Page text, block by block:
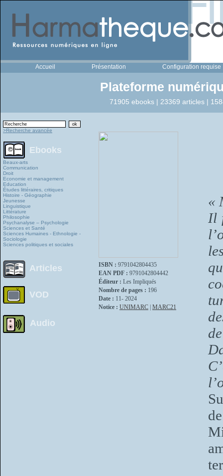
Accueil Présentation Configuration requise
Plateforme
71905 ebooks | 23369 articles |
>Recherche avancée
Ebooks
Beaux-arts
Communication
Droit
Economie et management
Education
Études littéraires, critiques
Histoire - Géographie
Jeunesse
Linguistique
Littérature
Philosophie
Psychanalyse – Psychologie
Sciences et Santé
Sciences Humaines - Ethnologie -
Sociologie
Sciences politiques et sociales
Articles
VOD
Audio
ISBN : 9791042804435
EAN PDF : 9791042804442
Éditeur : Les Impliqués
Nombre de pages : 196
Date : 11- 2024
Notice : UNIMARC MARC21
«
Il